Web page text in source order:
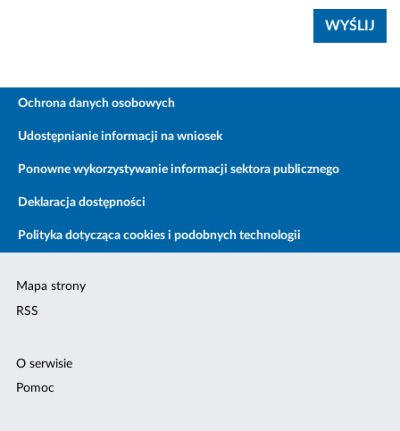
Ochrona danych osobowych
Udostępnianie informacji na wniosek
Ponowne wykorzystywanie informacji sektora publicznego
Deklaracja dostępności
Polityka dotycząca cookies i podobnych technologii
Mapa strony
RSS
O serwisie
Pomoc